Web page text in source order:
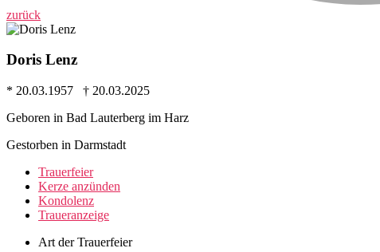
zurück
Doris Lenz
* 20.03.1957 † 20.03.2025
Geboren in Bad Lauterberg im Harz
Gestorben in Darmstadt
Trauer­feier
Kerze anzünden
Kondo­lenz
Trauer­anzeige
Art der Trauerfeier